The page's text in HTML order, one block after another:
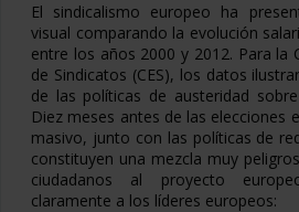
El sindicalismo europeo ha
visual comparando la evolución
entre los años 2000 y 2012. Para la
de Sindicatos (CES), los datos
de las políticas de austeridad
Diez meses antes de las elecciones
masivo, junto con las políticas de
constituyen una mezcla muy
ciudadanos al proyecto
claramente a los líderes europeos: